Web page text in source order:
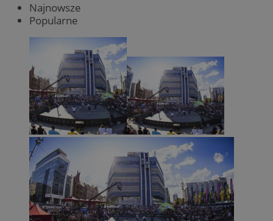
Najnowsze
Popularne